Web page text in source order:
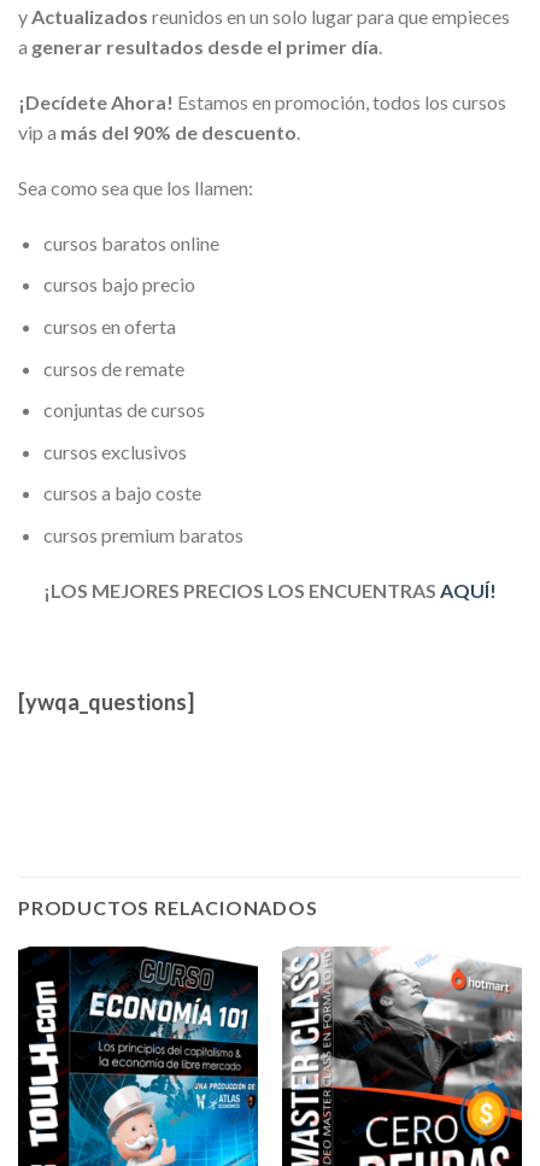
yActualizados reunidos en un solo lugar para que empieces
a generar resultados desde el primer día.
¡Decídete Ahora! Estamos en promoción, todos los cursos
vip a más del 90% de descuento.
Sea como sea que los llamen:
cursos baratos online
cursos bajo precio
cursos en oferta
cursos de remate
conjuntas de cursos
cursos exclusivos
cursos a bajo coste
cursos premium baratos
¡LOS MEJORES PRECIOS LOS ENCUENTRAS AQUÍ!
[ywqa_questions]
PRODUCTOS RELACIONADOS